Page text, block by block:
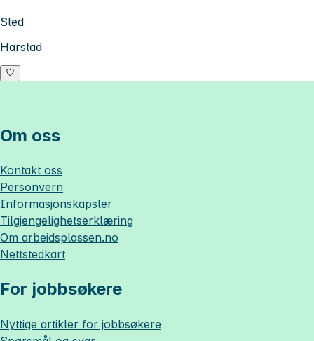
Sted
Harstad
Om oss
Kontakt oss
Personvern
Informasjonskapsler
Tilgjengelighetserklæring
Om arbeidsplassen.no
Nettstedkart
For jobbsøkere
Nyttige artikler for jobbsøkere